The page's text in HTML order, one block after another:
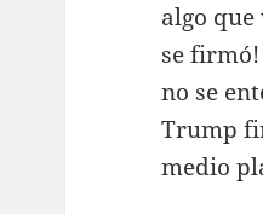
algo
se
no se
Trump
medio